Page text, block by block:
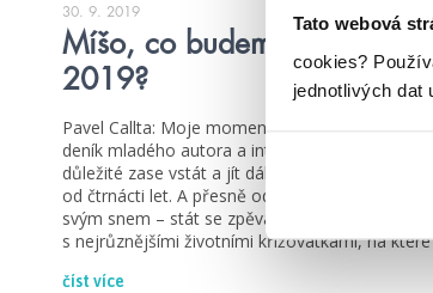
Tato webová
cookies?
jednotlivých dat
30. 9. 2019
Míšo, co budeme číst v říjnu
2019?
Pavel Callta: Moje momenty Pavel Callta
deník mladého autora a interpreta o tom, jak je
důležité zase vstát a jít dál Pavel Callta si psal
od čtrnácti let. A přesně od té doby šel
svým snem – stát se zpěvákem. Postupně vás
s nejrůznějšími životními křižovatkami, na
číst více